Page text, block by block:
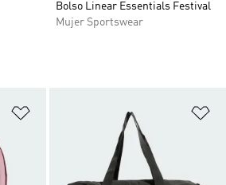
Bolso Linear Essentials Festival
Mujer Sportswear
Añadir a la lista de deseos